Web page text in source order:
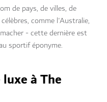
de pays, de villes, de
comme l'Australie,
- cette dernière est
sportif éponyme.
à The